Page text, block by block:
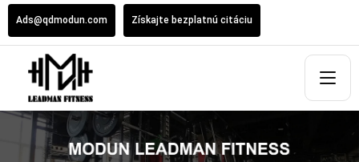
Ads@qdmodun.com Získajte bezplatnú citáciu